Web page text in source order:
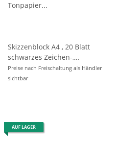
Skizzenblock A4 , 20 Blatt
schwarzes Zeichen-,
Tonpapier - 180 g/m²
Preise nach Freischaltung als Händler
sichtbar
AUF LAGER